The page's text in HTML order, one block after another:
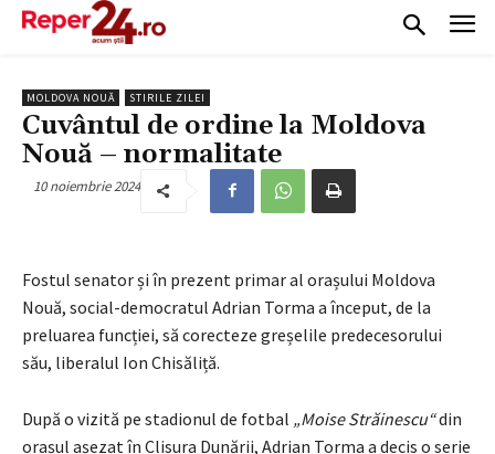
MOLDOVA NOUĂ STIRILE ZILEI
Cuvântul de ordine la Moldova
Nouă – normalitate
10 noiembrie 2024
Fostul senator și în prezent primar al orașului Moldova
Nouă, social-democratul Adrian Torma a început, de la
preluarea funcției, să corecteze greșelile predecesorului
său, liberalul Ion Chisăliță.
După o vizită pe stadionul de fotbal „Moise Străinescu“din
orașul așezat în Clisura Dunării, Adrian Torma a decis o serie